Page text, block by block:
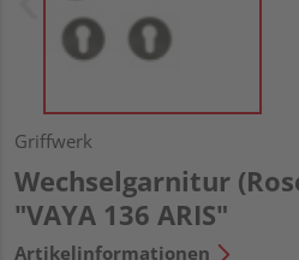
Griffwerk
Wechselgarnitur
"VAYA 136 ARIS"
Artikelinformationen